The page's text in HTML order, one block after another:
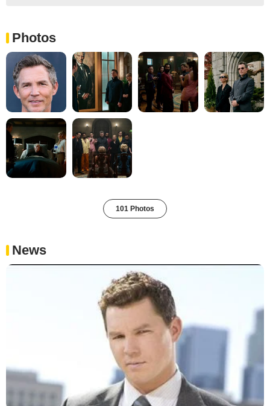
Photos
101 Photos
News